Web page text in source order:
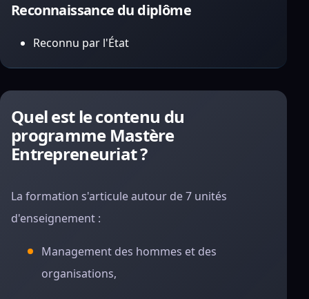
Reconnaissance du diplôme
Reconnu par l'État
Quel est le contenu du
programme Mastère
Entrepreneuriat ?
La formation s'articule autour de 7 unités
d'enseignement :
Management des hommes et des
organisations,